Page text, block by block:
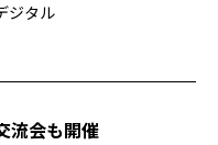
ジタル
流会も開催